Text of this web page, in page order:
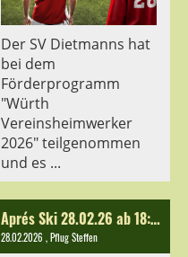
Der SV Dietmanns hat
bei dem
Förderprogramm
"Würth
Vereinsheimwerker
2026" teilgenommen
und es ...
Aprés Ski 28.02.26 ab 18:30 Uhr
28.02.2026 , Pflug Steffen